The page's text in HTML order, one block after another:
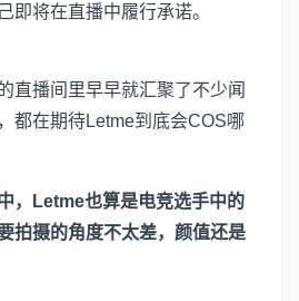
即将在直播中履行承诺。
直播间里早早就汇聚了不少闻
都在期待Letme到底会COS哪
，Letme也算是电竞选手中的
拍摄的角度不太差，颜值还是